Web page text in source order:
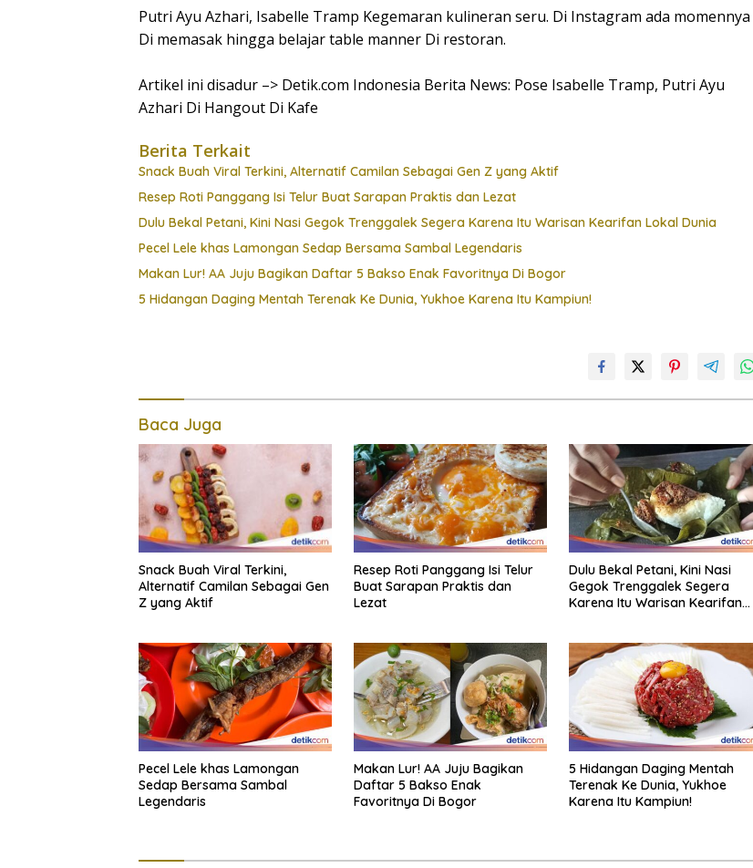
Putri Ayu Azhari, Isabelle Tramp Kegemaran kulineran seru. Di Instagram ada momennya
Di memasak hingga belajar table manner Di restoran.
Artikel ini disadur –> Detik.com Indonesia Berita News: Pose Isabelle Tramp, Putri Ayu
Azhari Di Hangout Di Kafe
Berita Terkait
Snack Buah Viral Terkini, Alternatif Camilan Sebagai Gen Z yang Aktif
Resep Roti Panggang Isi Telur Buat Sarapan Praktis dan Lezat
Dulu Bekal Petani, Kini Nasi Gegok Trenggalek Segera Karena Itu Warisan Kearifan Lokal Dunia
Pecel Lele khas Lamongan Sedap Bersama Sambal Legendaris
Makan Lur! AA Juju Bagikan Daftar 5 Bakso Enak Favoritnya Di Bogor
5 Hidangan Daging Mentah Terenak Ke Dunia, Yukhoe Karena Itu Kampiun!
Baca Juga
Snack Buah Viral Terkini,
Alternatif Camilan Sebagai Gen
Z yang Aktif
Resep Roti Panggang Isi Telur
Buat Sarapan Praktis dan
Lezat
Dulu Bekal Petani, Kini Nasi
Gegok Trenggalek Segera
Karena Itu Warisan Kearifan
Pecel Lele khas Lamongan
Sedap Bersama Sambal
Legendaris
Makan Lur! AA Juju Bagikan
Daftar 5 Bakso Enak
Favoritnya Di Bogor
5 Hidangan Daging Mentah
Terenak Ke Dunia, Yukhoe
Karena Itu Kampiun!